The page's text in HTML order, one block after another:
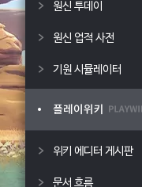
원신 투데이
원신 업적 사전
기원 시뮬레이터
위키 에디터 게시판
문서 흐름